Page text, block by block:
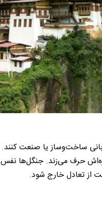
ساخت‌وساز یا صنعت کنند.
حرف می‌زند. جنگل‌ها نفس
از تعادل خارج شود.